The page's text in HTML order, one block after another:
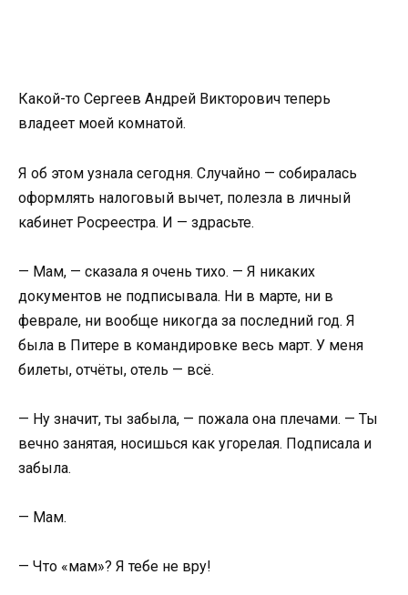
Какой-то Сергеев Андрей Викторович теперь
владеет моей комнатой.
Я об этом узнала сегодня. Случайно — собиралась
оформлять налоговый вычет, полезла в личный
кабинет Росреестра. И — здрасьте.
— Мам, — сказала я очень тихо. — Я никаких
документов не подписывала. Ни в марте, ни в
феврале, ни вообще никогда за последний год. Я
была в Питере в командировке весь март. У меня
билеты, отчёты, отель — всё.
— Ну значит, ты забыла, — пожала она плечами. — Ты
вечно занятая, носишься как угорелая. Подписала и
забыла.
— Мам.
— Что «мам»? Я тебе не вру!